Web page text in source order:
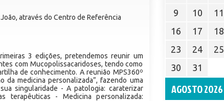
através do Centro de Referência
3 edições, pretendemos reunir um
com Mucopolissacaridoses, tendo como
de conhecimento. A reunião MPS360º
da medicina personalizada”, fazendo uma
singularidade - A patologia: caraterizar
terapêuticas - Medicina personalizada:
9
10 11
16
17 18
23
24 25
30
31
AGOSTO 2026